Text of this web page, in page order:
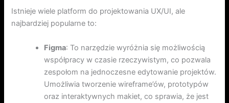
Istnieje wiele platform do projektowania UX/UI, ale
najbardziej popularne to:
Figma: To narzędzie wyróżnia się możliwością
współpracy w czasie rzeczywistym, co pozwala
zespołom na jednoczesne edytowanie projektów.
Umożliwia tworzenie wireframe’ów, prototypów
oraz interaktywnych makiet, co sprawia, że jest